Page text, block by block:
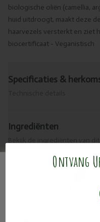
biologische oliën (camellia,
huid uitdroogt, maakt deze
haarvezels versterkt en ziet
biocertificaat - Veganistisch
Specificaties &
Ingrediënten
Ontvang